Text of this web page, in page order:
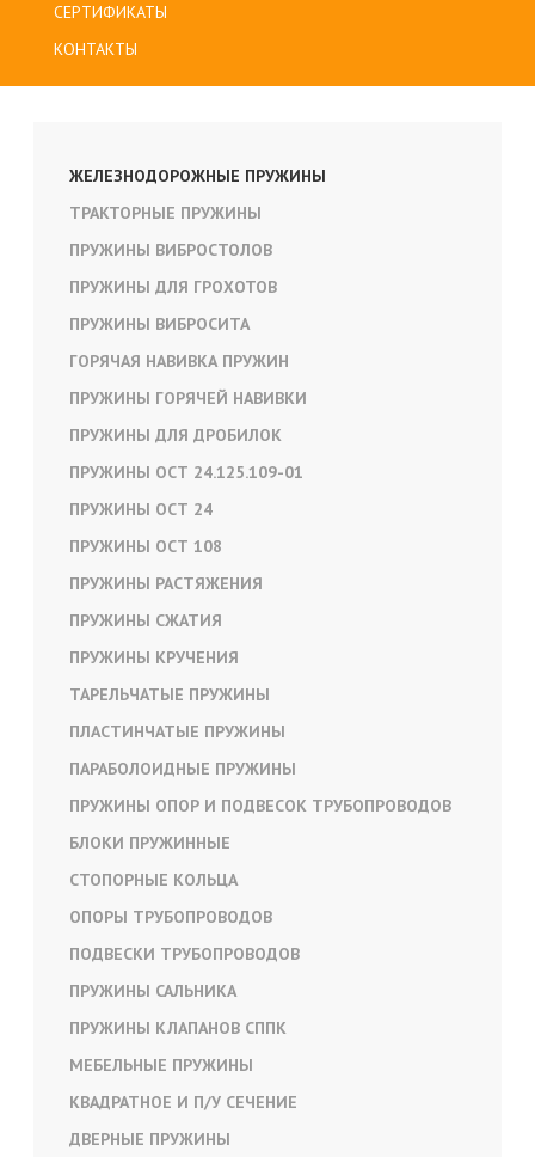
СЕРТИФИКАТЫ
КОНТАКТЫ
ЖЕЛЕЗНОДОРОЖНЫЕ ПРУЖИНЫ
ТРАКТОРНЫЕ ПРУЖИНЫ
ПРУЖИНЫ ВИБРОСТОЛОВ
ПРУЖИНЫ ДЛЯ ГРОХОТОВ
ПРУЖИНЫ ВИБРОСИТА
ГОРЯЧАЯ НАВИВКА ПРУЖИН
ПРУЖИНЫ ГОРЯЧЕЙ НАВИВКИ
ПРУЖИНЫ ДЛЯ ДРОБИЛОК
ПРУЖИНЫ ОСТ 24.125.109-01
ПРУЖИНЫ ОСТ 24
ПРУЖИНЫ ОСТ 108
ПРУЖИНЫ РАСТЯЖЕНИЯ
ПРУЖИНЫ СЖАТИЯ
ПРУЖИНЫ КРУЧЕНИЯ
ТАРЕЛЬЧАТЫЕ ПРУЖИНЫ
ПЛАСТИНЧАТЫЕ ПРУЖИНЫ
ПАРАБОЛОИДНЫЕ ПРУЖИНЫ
ПРУЖИНЫ ОПОР И ПОДВЕСОК ТРУБОПРОВОДОВ
БЛОКИ ПРУЖИННЫЕ
СТОПОРНЫЕ КОЛЬЦА
ОПОРЫ ТРУБОПРОВОДОВ
ПОДВЕСКИ ТРУБОПРОВОДОВ
ПРУЖИНЫ САЛЬНИКА
ПРУЖИНЫ КЛАПАНОВ СППК
МЕБЕЛЬНЫЕ ПРУЖИНЫ
КВАДРАТНОЕ И П/У СЕЧЕНИЕ
ДВЕРНЫЕ ПРУЖИНЫ